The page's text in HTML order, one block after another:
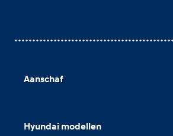
Aanschaf
Hyundai occasions
Hyundai modellen